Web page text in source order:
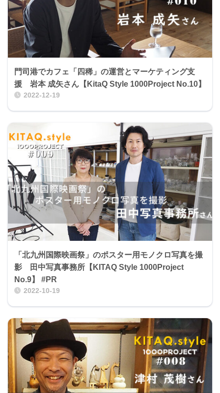
門司港でカフェ「四稀」の運営とマーケティング支
援 岩本 成矢さん【KitaQ Style 1000Project No.10】
2022-12-19
「北九州国際映画祭」のポスター用モノクロ写真を撮
影 田中写真事務所【KITAQ Style 1000Project
No.9】 #PR
2022-10-19